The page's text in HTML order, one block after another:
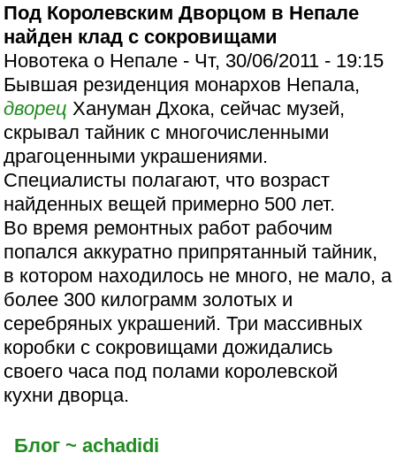
Под Королевским Дворцом в Непале
найден клад с сокровищами
Новотека о Непале - Чт, 30/06/2011 - 19:15
Бывшая резиденция монархов Непала,
дворец Хануман Дхока, сейчас музей,
скрывал тайник с многочисленными
драгоценными украшениями.
Специалисты полагают, что возраст
найденных вещей примерно 500 лет.
Во время ремонтных работ рабочим
попался аккуратно припрятанный тайник,
в котором находилось не много, не мало, а
более 300 килограмм золотых и
серебряных украшений. Три массивных
коробки с сокровищами дожидались
своего часа под полами королевской
кухни дворца.
Блог ~ achadidi